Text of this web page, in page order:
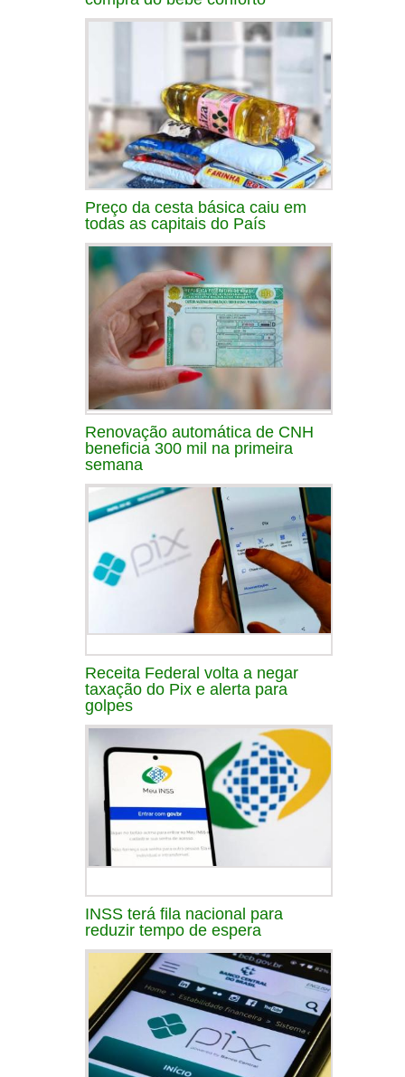
Preço da cesta básica caiu em
todas as capitais do País
Renovação automática de CNH
beneficia 300 mil na primeira
semana
Receita Federal volta a negar
taxação do Pix e alerta para
golpes
INSS terá fila nacional para
reduzir tempo de espera